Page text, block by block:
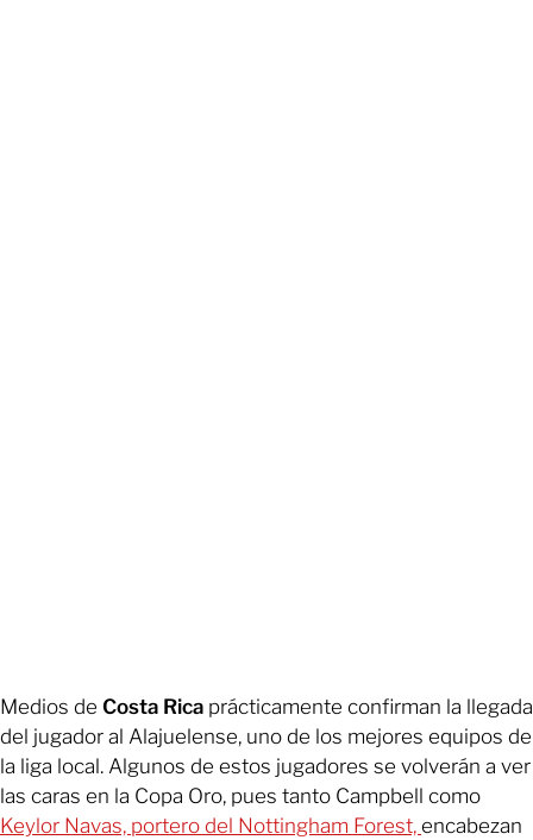
Medios de Costa Rica prácticamente confirman la llegada
del jugador al Alajuelense, uno de los mejores equipos de
la liga local. Algunos de estos jugadores se volverán a ver
las caras en la Copa Oro, pues tanto Campbell como
Keylor Navas, portero del Nottingham Forest, encabezan